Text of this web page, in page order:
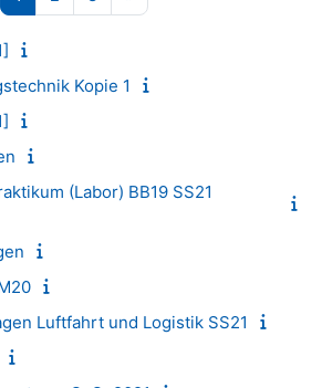
Kopie 1
(Labor) BB19 SS21
Luftfahrt und Logistik SS21